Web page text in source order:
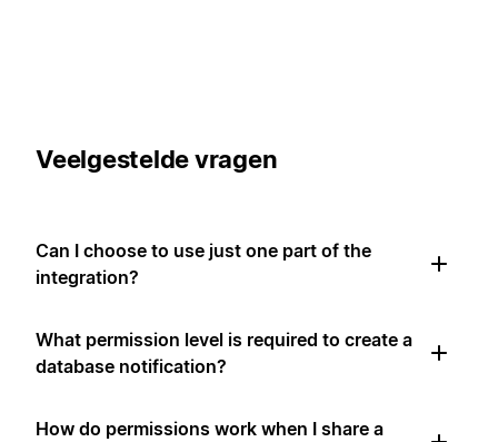
Veelgestelde vragen
Can I choose to use just one part of the
integration?
What permission level is required to create a
database notification?
How do permissions work when I share a